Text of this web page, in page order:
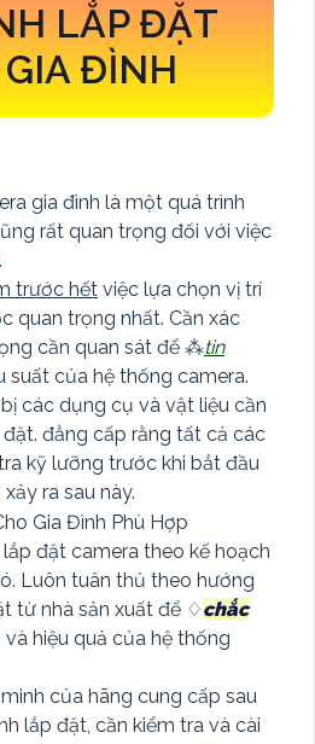
LẮP ĐẶT
ĐÌNH
gia đình là một quá trình
rất quan trọng đối với việc
trước hết việc lựa chọn vị trí
quan trọng nhất. Cần xác
cần quan sát để ⁂tin
suất của hệ thống camera.
các dụng cụ và vật liệu cần
đẳng cấp rằng tất cả các
kỹ lưỡng trước khi bắt đầu
ra sau này.
đặt camera theo kế hoạch
Luôn tuân thủ theo hướng
từ nhà sản xuất để ♢chắc
hiệu quả của hệ thống
của hãng cung cấp sau
lắp đặt, cần kiểm tra và cài